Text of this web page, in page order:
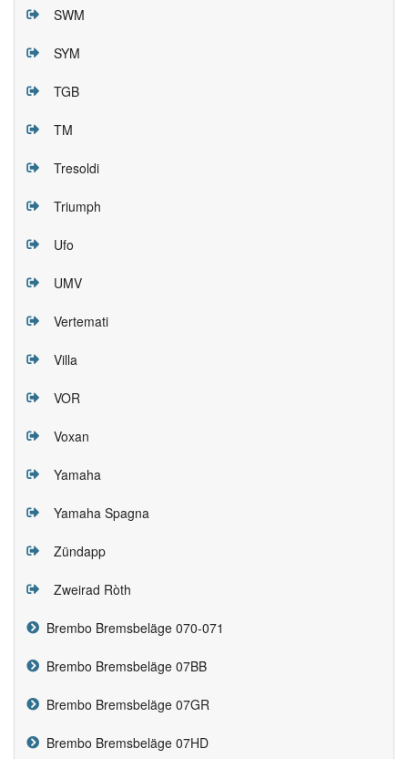
SWM
SYM
TGB
TM
Tresoldi
Triumph
Ufo
UMV
Vertemati
Villa
VOR
Voxan
Yamaha
Yamaha Spagna
Zündapp
Zweirad Ròth
Brembo Bremsbeläge 070-071
Brembo Bremsbeläge 07BB
Brembo Bremsbeläge 07GR
Brembo Bremsbeläge 07HD